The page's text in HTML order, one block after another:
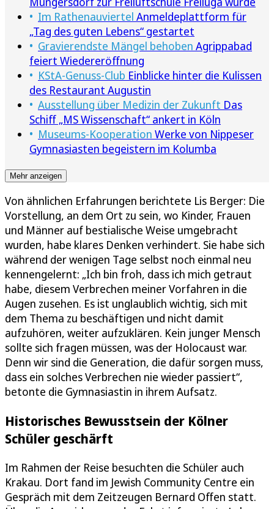
Im Rathenauviertel Anmeldeplattform für
„Tag des guten Lebens“ gestartet
Gravierendste Mängel behoben Agrippabad
feiert Wiedereröffnung
KStA-Genuss-Club Einblicke hinter die Kulissen
des Restaurant Augustin
Ausstellung über Medizin der Zukunft Das
Schiff „MS Wissenschaft“ ankert in Köln
Museums-Kooperation Werke von Nippeser
Gymnasiasten begeistern im Kolumba
Mehr anzeigen
Von ähnlichen Erfahrungen berichtete Lis Berger: Die
Vorstellung, an dem Ort zu sein, wo Kinder, Frauen
und Männer auf bestialische Weise umgebracht
wurden, habe klares Denken verhindert. Sie habe sich
während der wenigen Tage selbst noch einmal neu
kennengelernt: „Ich bin froh, dass ich mich getraut
habe, diesem Verbrechen meiner Vorfahren in die
Augen zusehen. Es ist unglaublich wichtig, sich mit
dem Thema zu beschäftigen und nicht damit
aufzuhören, weiter aufzuklären. Kein junger Mensch
sollte sich fragen müssen, was der Holocaust war.
Denn wir sind die Generation, die dafür sorgen muss,
dass ein solches Verbrechen nie wieder passiert“,
betonte die Gymnasiastin in ihrem Aufsatz.
Historisches Bewusstsein der Kölner
Schüler geschärft
Im Rahmen der Reise besuchten die Schüler auch
Krakau. Dort fand im Jewish Community Centre ein
Gespräch mit dem Zeitzeugen Bernard Offen statt.